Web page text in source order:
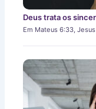
Deus trata os
Em Mateus 6:33,